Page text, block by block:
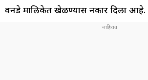
वनडे मालिकेत खेळण्यास नकार दिला आहे.